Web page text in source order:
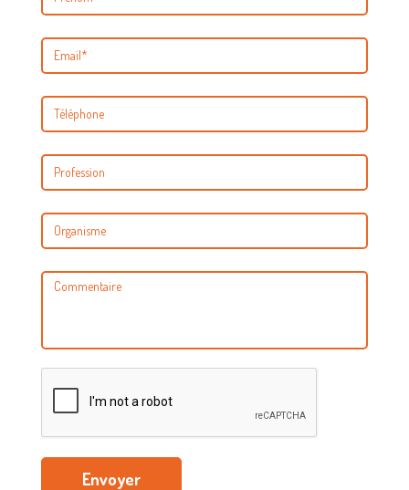
Envoyer